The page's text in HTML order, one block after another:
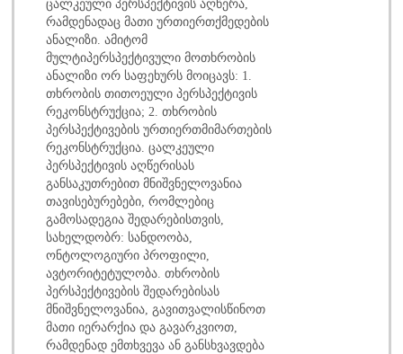
ცალკეული პერსპექტივის აღწერა,
რამდენადაც მათი ურთიერთქმედების
ანალიზი. ამიტომ
მულტიპერსპექტივული მოთხრობის
ანალიზი ორ საფეხურს მოიცავს: 1.
თხრობის თითოეული პერსპექტივის
რეკონსტრუქცია; 2. თხრობის
პერსპექტივების ურთიერთმიმართების
რეკონსტრუქცია. ცალკეული
პერსპექტივის აღწერისას
განსაკუთრებით მნიშვნელოვანია
თავისებურებები, რომლებიც
გამოსადეგია შედარებისთვის,
სახელდობრ: სანდოობა,
ონტოლოგიური პროფილი,
ავტორიტეტულობა. თხრობის
პერსპექტივების შედარებისას
მნიშვნელოვანია, გავითვალისწინოთ
მათი იერარქია და გავარკვიოთ,
რამდენად ემთხვევა ან განსხვავდება